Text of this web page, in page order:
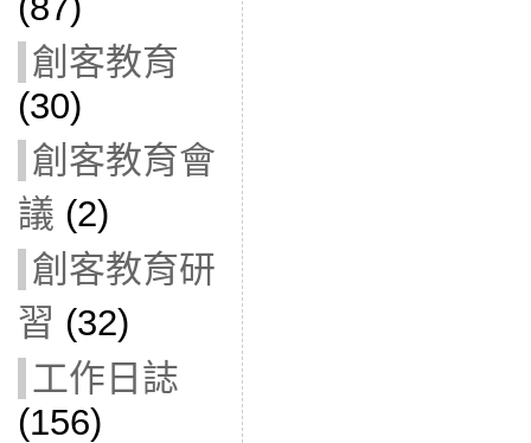
創客教育
(30)
創客教育會
議 (2)
創客教育研
習 (32)
工作日誌
(156)